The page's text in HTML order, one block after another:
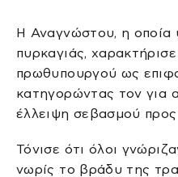
Η Αναγνώστου, η οποία
πυρκαγιάς,
πρωθυπουργού ως
κατηγορώντας τον για
έλλειψη σεβασμού
Τόνισε ότι όλοι
νωρίς το βράδυ της